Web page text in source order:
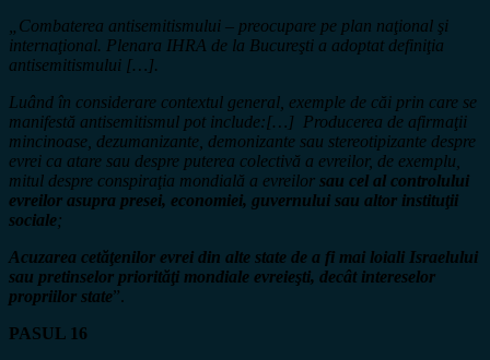
„Combaterea antisemitismului – preocupare pe plan naţional şi
internaţional. Plenara IHRA de la Bucureşti a adoptat definiţia
antisemitismului […].
Luând în considerare contextul general, exemple de căi prin care se
manifestă antisemitismul pot include:[…] Producerea de afirmaţii
mincinoase, dezumanizante, demonizante sau stereotipizante despre
evrei ca atare sau despre puterea colectivă a evreilor, de exemplu,
mitul despre conspiraţia mondială a evreilor sau cel al controlului
evreilor asupra presei, economiei, guvernului sau altor instituţii
sociale;
Acuzarea cetăţenilor evrei din alte state de a fi mai loiali Israelului
sau pretinselor priorităţi mondiale evreieşti, decât intereselor
propriilor state”.
PASUL 16